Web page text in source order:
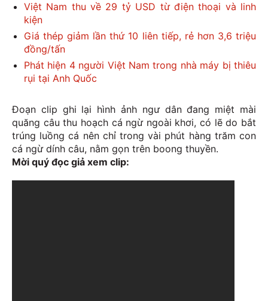
Việt Nam thu về 29 tỷ USD từ điện thoại và linh
kiện
Giá thép giảm lần thứ 10 liên tiếp, rẻ hơn 3,6 triệu
đồng/tấn
Phát hiện 4 người Việt Nam trong nhà máy bị thiêu
rụi tại Anh Quốc
Đoạn clip ghi lại hình ảnh ngư dân đang miệt mài
quăng câu thu hoạch cá ngừ ngoài khơi, có lẽ do bắt
trúng luồng cá nên chỉ trong vài phút hàng trăm con
cá ngừ dính câu, nằm gọn trên boong thuyền.
Mời quý đọc giả xem clip: